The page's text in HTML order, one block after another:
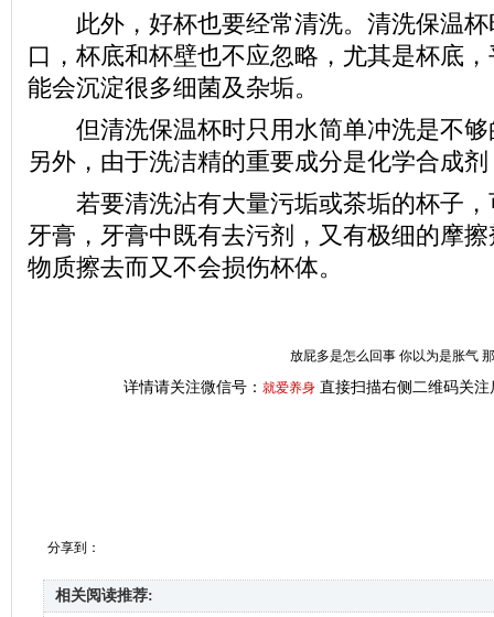
此外，好杯也要经常清洗。清洗保温杯
口，杯底和杯壁也不应忽略，尤其是杯底
能会沉淀很多细菌及杂垢。
但清洗保温杯时只用水简单冲洗是不够
另外，由于洗洁精的重要成分是化学合成
若要清洗沾有大量污垢或茶垢的杯子，
牙膏，牙膏中既有去污剂，又有极细的摩
物质擦去而又不会损伤杯体。
放屁多是怎么回事 你以为是胀气
详情请关注微信号： 就爱养身 直接扫描右侧二维码关注
分享到：
相关阅读推荐: